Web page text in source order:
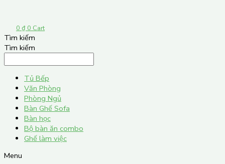
0 ₫ 0 Cart
Tìm kiếm
Tìm kiếm
Tủ Bếp
Văn Phòng
Phòng Ngủ
Bàn Ghế Sofa
Bàn học
Bộ bàn ăn combo
Ghế làm việc
Menu